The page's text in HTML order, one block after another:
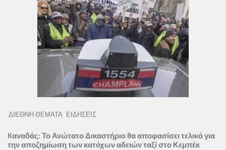
ΔΙΕΘΝΗ ΘΕΜΑΤΑ ΕΙΔΗΣΕΙΣ
Kαναδάς: Το Ανώτατο Δικαστήριο θα αποφασίσει τελικά για
την αποζημίωση των κατόχων αδειών ταξί στο Κεμπέκ